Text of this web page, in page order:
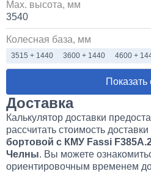
Max. высота, мм
3540
Колесная база, мм
3515 + 1440 3600 + 1440 4600 +
Доставка
Калькулятор доставки
рассчитать стоимость
бортовой с КМУ Fassi
Челны. Вы можете
ориентировочным временем